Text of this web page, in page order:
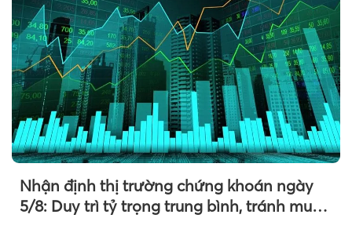
Nhận định thị trường chứng khoán ngày
5/8: Duy trì tỷ trọng trung bình, tránh mua